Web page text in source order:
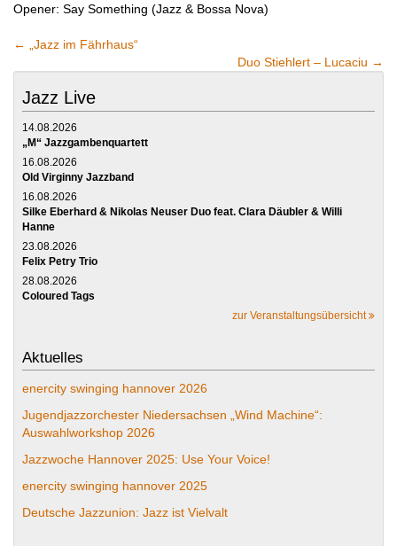
Opener: Say Something (Jazz & Bossa Nova)
←
„Jazz im Fährhaus“
Duo Stiehlert – Lucaciu →
Jazz Live
14.08.2026
„M“ Jazzgambenquartett
16.08.2026
Old Virginny Jazzband
16.08.2026
Silke Eberhard & Nikolas Neuser Duo feat. Clara Däubler & Willi
Hanne
23.08.2026
Felix Petry Trio
28.08.2026
Coloured Tags
zur Veranstaltungsübersicht
Aktuelles
enercity swinging hannover 2026
Jugendjazzorchester Niedersachsen „Wind Machine“:
Auswahlworkshop 2026
Jazzwoche Hannover 2025: Use Your Voice!
enercity swinging hannover 2025
Deutsche Jazzunion: Jazz ist Vielvalt